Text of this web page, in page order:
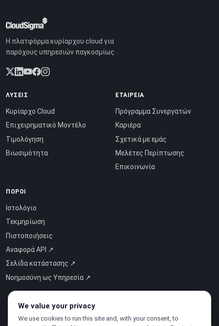
Η πλατφόρμα κυρίαρχου cloud για
παρόχους υπηρεσιών παγκοσμίως.
ΛΎΣΕΙΣ
Κυρίαρχο Cloud
Επιχειρηματικό Μοντέλο
Τιμολόγηση
Βιωσιμότητα
ΕΤΑΙΡΕΊΑ
Πρόγραμμα Συνεργατών
Καριέρα
Σχετικά με εμάς
Μελέτες Περίπτωσης
Επικοινωνία
ΠΌΡΟΙ
Ιστολόγιο
Τεκμηρίωση
Πιστοποιήσεις
Αναφορά API ↗
Σελίδα κατάστασης ↗
Νοημοσύνη ως Υπηρεσία ↗
We value your privacy
We use cookies to run this site and, with your consent, to